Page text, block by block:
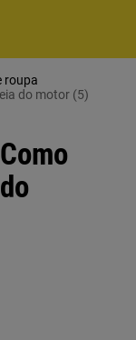
roupa
do motor (5)